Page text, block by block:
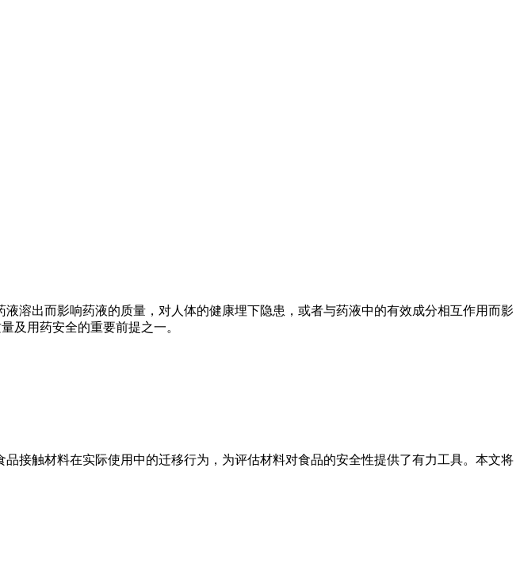
溶出而影响药液的质量，对人体的健康埋下隐患，或者与药液中的有效成分相互作用而影
及用药安全的重要前提之一。
接触材料在实际使用中的迁移行为，为评估材料对食品的安全性提供了有力工具。本文将